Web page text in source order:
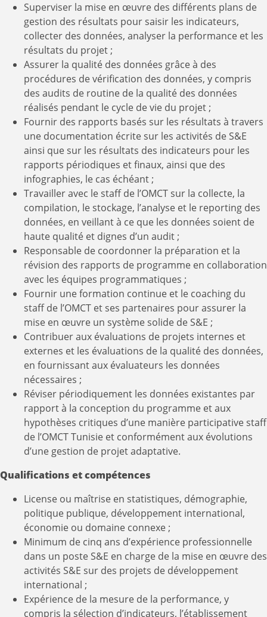
Superviser la mise en œuvre des différents plans de
gestion des résultats pour saisir les indicateurs,
collecter des données, analyser la performance et les
résultats du projet ;
Assurer la qualité des données grâce à des
procédures de vérification des données, y compris
des audits de routine de la qualité des données
réalisés pendant le cycle de vie du projet ;
Fournir des rapports basés sur les résultats à travers
une documentation écrite sur les activités de S&E
ainsi que sur les résultats des indicateurs pour les
rapports périodiques et finaux, ainsi que des
infographies, le cas échéant ;
Travailler avec le staff de l’OMCT sur la collecte, la
compilation, le stockage, l’analyse et le reporting des
données, en veillant à ce que les données soient de
haute qualité et dignes d’un audit ;
Responsable de coordonner la préparation et la
révision des rapports de programme en collaboration
avec les équipes programmatiques ;
Fournir une formation continue et le coaching du
staff de l’OMCT et ses partenaires pour assurer la
mise en œuvre un système solide de S&E ;
Contribuer aux évaluations de projets internes et
externes et les évaluations de la qualité des données,
en fournissant aux évaluateurs les données
nécessaires ;
Réviser périodiquement les données existantes par
rapport à la conception du programme et aux
hypothèses critiques d’une manière participative staff
de l’OMCT Tunisie et conformément aux évolutions
d’une gestion de projet adaptative.
Qualifications et compétences
License ou maîtrise en statistiques, démographie,
politique publique, développement international,
économie ou domaine connexe ;
Minimum de cinq ans d’expérience professionnelle
dans un poste S&E en charge de la mise en œuvre des
activités S&E sur des projets de développement
international ;
Expérience de la mesure de la performance, y
compris la sélection d’indicateurs, l’établissement